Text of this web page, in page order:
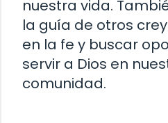
nuestra vida.
la guía de otros
en la fe y buscar
servir a Dios en
comunidad.